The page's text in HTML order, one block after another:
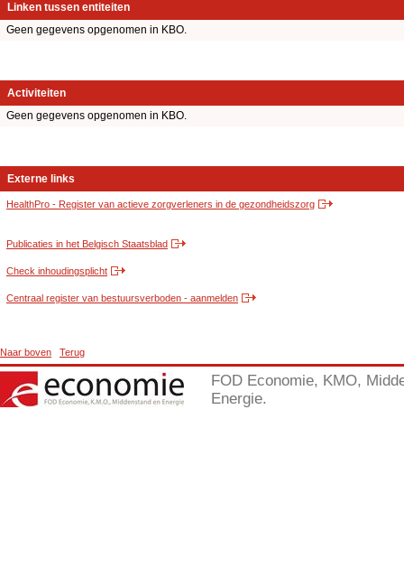
Linken tussen entiteiten
Geen gegevens opgenomen in KBO.
Activiteiten
Geen gegevens opgenomen in KBO.
Externe links
HealthPro - Register van actieve zorgverleners in de gezondheidszorg
Publicaties in het Belgisch Staatsblad
Check inhoudingsplicht
Centraal register van bestuursverboden - aanmelden
Naar boven Terug
FOD Economie, KMO,
Energie.